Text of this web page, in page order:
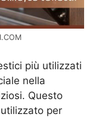
più utilizzati
nella
Questo
per